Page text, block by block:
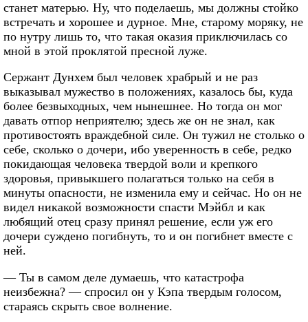
станет матерью. Ну, что поделаешь, мы должны стойко
встречать и хорошее и дурное. Мне, старому моряку, не
по нутру лишь то, что такая оказия приключилась со
мной в этой проклятой пресной луже.
Сержант Дунхем был человек храбрый и не раз
выказывал мужество в положениях, казалось бы, куда
более безвыходных, чем нынешнее. Но тогда он мог
давать отпор неприятелю; здесь же он не знал, как
противостоять враждебной силе. Он тужил не столько о
себе, сколько о дочери, ибо уверенность в себе, редко
покидающая человека твердой воли и крепкого
здоровья, привыкшего полагаться только на себя в
минуты опасности, не изменила ему и сейчас. Но он не
видел никакой возможности спасти Мэйбл и как
любящий отец сразу принял решение, если уж его
дочери суждено погибнуть, то и он погибнет вместе с
ней.
— Ты в самом деле думаешь, что катастрофа
неизбежна? — спросил он у Кэпа твердым голосом,
стараясь скрыть свое волнение.